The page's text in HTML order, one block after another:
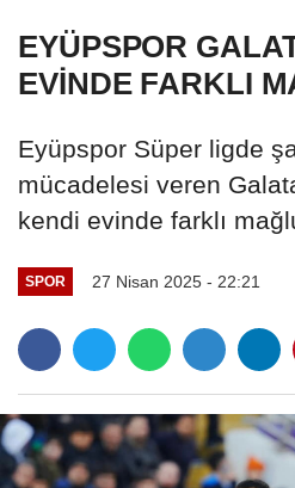
EYÜPSPOR
EVİNDE FARKLI
Eyüpspor Süper ligde
mücadelesi veren
kendi evinde farklı
SPOR 27 Nisan 2025 - 22:21